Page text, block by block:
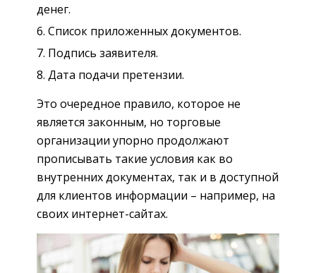
денег.
Список приложенных документов.
Подпись заявителя.
Дата подачи претензии.
Это очередное правило, которое не
является законным, но торговые
организации упорно продолжают
прописывать такие условия как во
внутренних документах, так и в доступной
для клиентов информации – например, на
своих интернет-сайтах.